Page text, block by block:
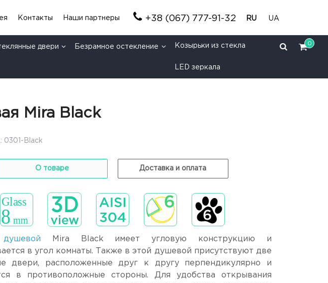
Контакты Наши партнеры +38 (067) 777-91-32 RU UA
0
двери Безрамное остекление Козырьки из стекла
LED зеркала
Mira Black
Black
О товаре Доставка и оплата
душевой Mira Black имеет угловую конструкцию и
в угол комнаты. Также в этой душевой присутствуют две
двери, расположенные друг к другу перпендикулярно и
в противоположные стороны. Для удобства открывания